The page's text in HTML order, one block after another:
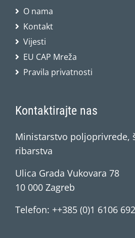
O nama
Kontakt
Vijesti
EU CAP Mreža
Pravila privatnosti
Kontaktirajte nas
Ministarstvo poljoprivrede,
ribarstva
Ulica Grada Vukovara 78
10 000 Zagreb
Telefon: ++385 (0)1 6106 692